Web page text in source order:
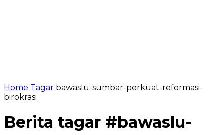
Home Tagar bawaslu-sumbar-perkuat-reformasi-
birokrasi
Berita tagar #bawaslu-